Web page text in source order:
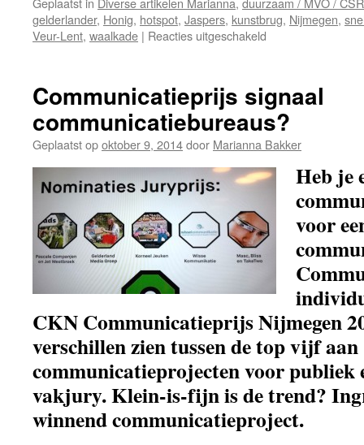
gelderlander, Honig, hotspot, Jaspers, kunstbrug, Nijmegen,
Veur-Lent, waalkade | Reacties uitgeschakeld
kunstzinnige
hotspot
en
boulevard?
Communicatieprijs signaal
communicatiebureaus?
Geplaatst opoktober 9, 2014door Marianna Bakker
Heb je
voor
CKN Communicatieprijs Nijmegen
verschillen zien tussen de top vijf aan
communicatieprojecten voor publiek
vakjury. Klein-is-fijn is de trend?
winnend communicatieproject.